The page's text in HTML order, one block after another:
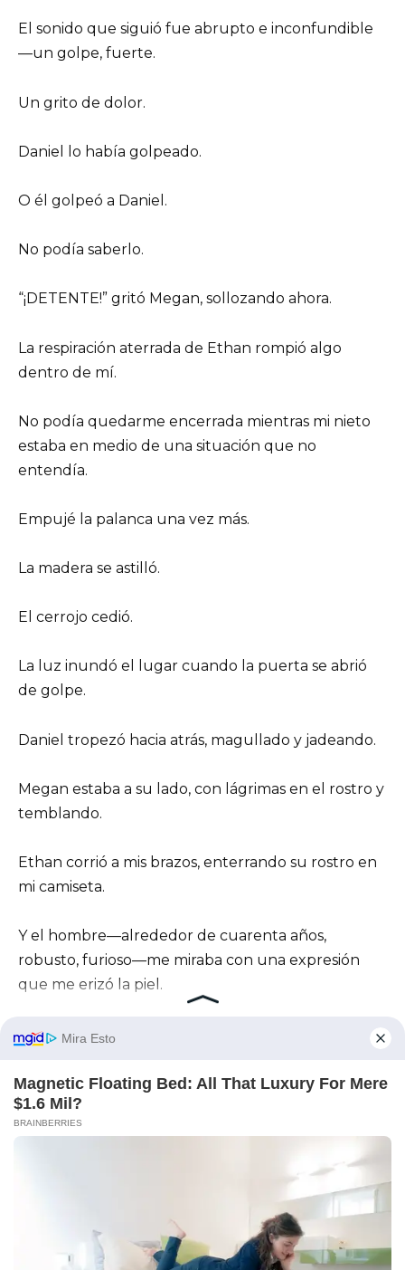
El sonido que siguió fue abrupto e inconfundible
—un golpe, fuerte.
Un grito de dolor.
Daniel lo había golpeado.
O él golpeó a Daniel.
No podía saberlo.
“¡DETENTE!” gritó Megan, sollozando ahora.
La respiración aterrada de Ethan rompió algo
dentro de mí.
No podía quedarme encerrada mientras mi nieto
estaba en medio de una situación que no
entendía.
Empujé la palanca una vez más.
La madera se astilló.
El cerrojo cedió.
La luz inundó el lugar cuando la puerta se abrió
de golpe.
Daniel tropezó hacia atrás, magullado y jadeando.
Megan estaba a su lado, con lágrimas en el rostro y
temblando.
Ethan corrió a mis brazos, enterrando su rostro en
mi camiseta.
Y el hombre—alrededor de cuarenta años,
robusto, furioso—me miraba con una expresión
que me erizó la piel.
Pero ahora no estaba indefensa.
Con testigos al descubierto, con el secreto del
cobertizo expuesto, la mentira en la que Megan
había estado atrapada se desmoronó.
Las cajas dentro del cobertizo—finalmente visibles
—estaban llenas de electrónicos aún en sus
empaques.